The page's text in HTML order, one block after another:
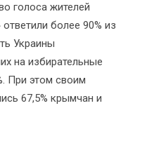
голоса жителей
более 90% из
Украины
на избирательные
При этом своим
67,5% крымчан и